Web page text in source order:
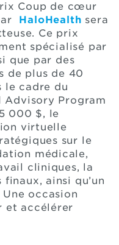
Coup de cœur
HaloHealth sera
Ce prix
spécialisé par
que par des
de plus de 40
le cadre du
Advisory Program
000 $, le
virtuelle
sur le
médicale,
cliniques, la
ainsi qu’un
occasion
et accélérer